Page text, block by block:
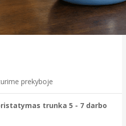
prekyboje
trunka 5 - 7 darbo